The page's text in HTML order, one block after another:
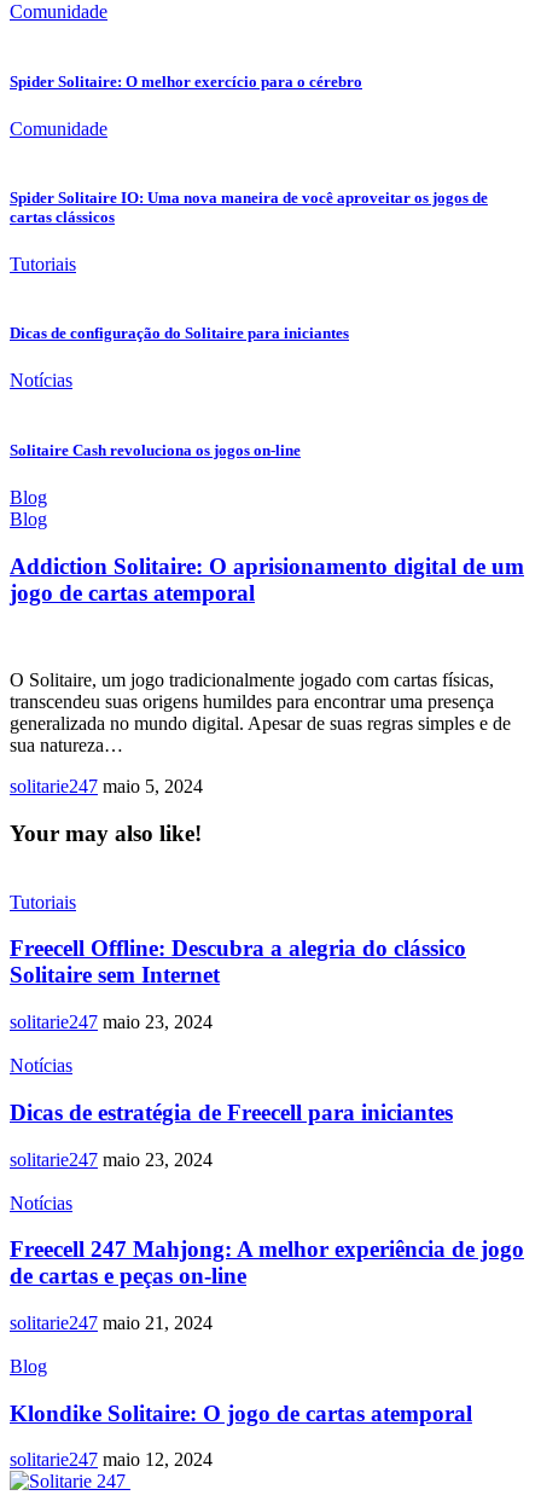
Comunidade
Spider Solitaire: O melhor exercício para o cérebro
Comunidade
Spider Solitaire IO: Uma nova maneira de você aproveitar os jogos de
cartas clássicos
Tutoriais
Dicas de configuração do Solitaire para iniciantes
Notícias
Solitaire Cash revoluciona os jogos on-line
Blog
Blog
Addiction Solitaire: O aprisionamento digital de um
jogo de cartas atemporal
O Solitaire, um jogo tradicionalmente jogado com cartas físicas,
transcendeu suas origens humildes para encontrar uma presença
generalizada no mundo digital. Apesar de suas regras simples e de
sua natureza…
solitarie247 maio 5, 2024
Your may also like!
Tutoriais
Freecell Offline: Descubra a alegria do clássico
Solitaire sem Internet
solitarie247 maio 23, 2024
Notícias
Dicas de estratégia de Freecell para iniciantes
solitarie247 maio 23, 2024
Notícias
Freecell 247 Mahjong: A melhor experiência de jogo
de cartas e peças on-line
solitarie247 maio 21, 2024
Blog
Klondike Solitaire: O jogo de cartas atemporal
solitarie247 maio 12, 2024